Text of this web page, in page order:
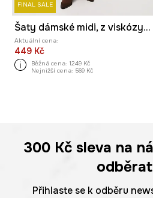
FINAL SALE
Šaty dámské midi, z viskózy, se vzorem
Aktuální cena:
449 Kč
Běžná cena: 1249 Kč
Nejnižší cena: 569 Kč
300 Kč sleva na
Přihlaste se k odběru